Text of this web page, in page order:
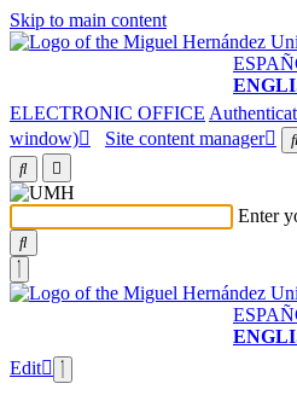
Skip to main content
ELECTRONIC OFFICE
window)
Site content manager
Enter
Edit